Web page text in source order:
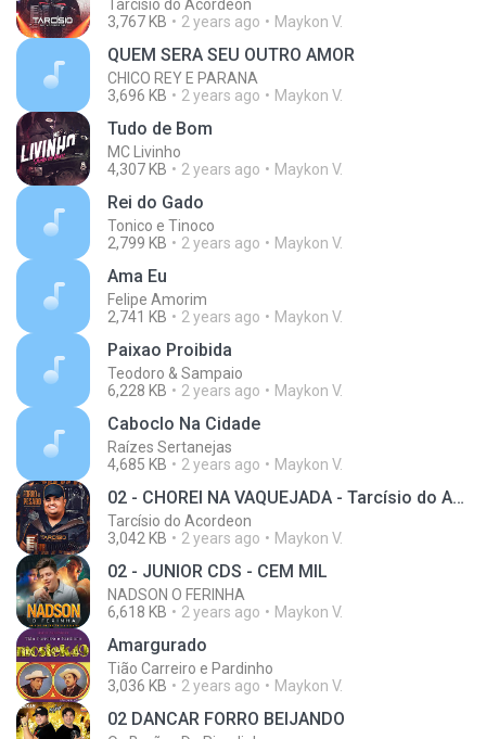
Tarcísio do Acordeon
3,767 KB
2 years ago Maykon V.
QUEM SERA SEU OUTRO AMOR
CHICO REY E PARANA
3,696 KB
2 years ago Maykon V.
Tudo de Bom
MC Livinho
4,307 KB
2 years ago Maykon V.
Rei do Gado
Tonico e Tinoco
2,799 KB
2 years ago Maykon V.
Ama Eu
Felipe Amorim
2,741 KB
2 years ago Maykon V.
Paixao Proibida
Teodoro & Sampaio
6,228 KB
2 years ago Maykon V.
Caboclo Na Cidade
Raízes Sertanejas
4,685 KB
2 years ago Maykon V.
02 - CHOREI NA VAQUEJADA - Tarcísio do Acordeon
Tarcísio do Acordeon
3,042 KB
2 years ago Maykon V.
02 - JUNIOR CDS - CEM MIL
NADSON O FERINHA
6,618 KB
2 years ago Maykon V.
Amargurado
Tião Carreiro e Pardinho
3,036 KB
2 years ago Maykon V.
02 DANCAR FORRO BEIJANDO